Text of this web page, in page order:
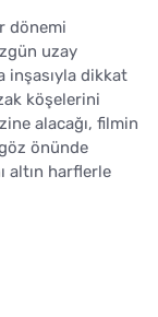
dönemi
uzay
inşasıyla dikkat
köşelerini
alacağı, filmin
önünde
altın harflerle